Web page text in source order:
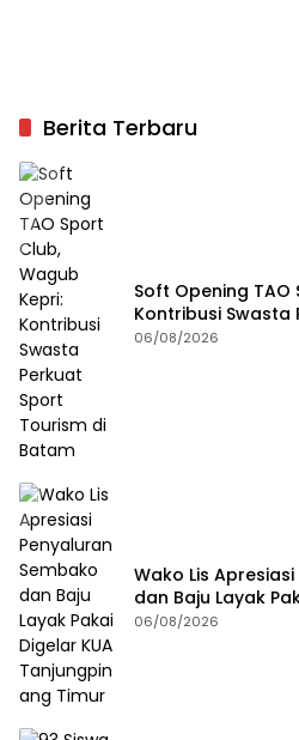
Berita Terbaru
Soft Opening TAO
Kontribusi Swasta
Batam
06/08/2026
Wako Lis
dan Baju Layak
Tanjungpinang
06/08/2026